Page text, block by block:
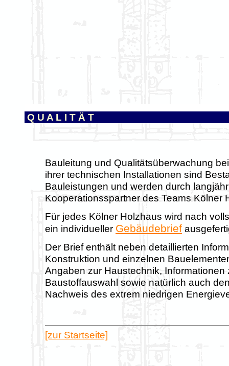
Q U A L I T Ä T
Bauleitung und Qualitätsüberwachung
ihrer technischen Installationen sind
Bauleistungen und werden durch
Kooperationsspartner des Teams Kölner
Für jedes Kölner Holzhaus wird nach
ein individueller Gebäudebrief
Der Brief enthält neben detaillierten
Konstruktion und einzelnen
Angaben zur Haustechnik, Informationen
Baustoffauswahl sowie natürlich auch
Nachweis des extrem niedrigen
[zur Startseite]